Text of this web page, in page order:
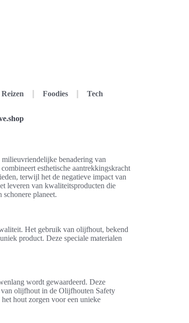
Reizen Foodies Tech
benadering van
esthetische aantrekkingskracht
terwijl het de negatieve impact van
leveren van kwaliteitsproducten die
planeet.
Het gebruik van olijfhout, bekend
product. Deze speciale materialen
wordt gewaardeerd. Deze
van olijfhout in de Olijfhouten Safety
hout zorgen voor een unieke